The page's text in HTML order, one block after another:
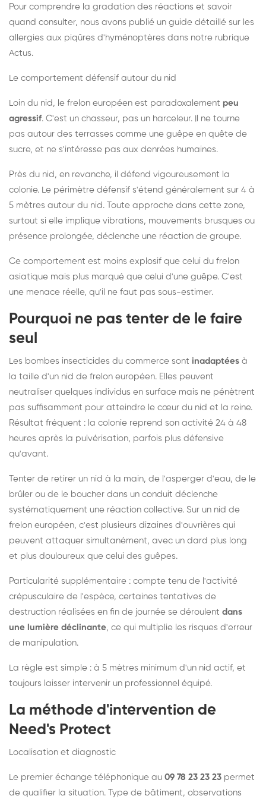
Pour comprendre la gradation des réactions et savoir
quand consulter, nous avons publié un guide détaillé sur les
allergies aux piqûres d'hyménoptères dans notre rubrique
Actus.
Le comportement défensif autour du nid
Loin du nid, le frelon européen est paradoxalement peu
agressif. C'est un chasseur, pas un harceleur. Il ne tourne
pas autour des terrasses comme une guêpe en quête de
sucre, et ne s'intéresse pas aux denrées humaines.
Près du nid, en revanche, il défend vigoureusement la
colonie. Le périmètre défensif s'étend généralement sur 4 à
5 mètres autour du nid. Toute approche dans cette zone,
surtout si elle implique vibrations, mouvements brusques ou
présence prolongée, déclenche une réaction de groupe.
Ce comportement est moins explosif que celui du frelon
asiatique mais plus marqué que celui d'une guêpe. C'est
une menace réelle, qu'il ne faut pas sous-estimer.
Pourquoi ne pas tenter de le faire
seul
Les bombes insecticides du commerce sont inadaptées à
la taille d'un nid de frelon européen. Elles peuvent
neutraliser quelques individus en surface mais ne pénètrent
pas suffisamment pour atteindre le cœur du nid et la reine.
Résultat fréquent : la colonie reprend son activité 24 à 48
heures après la pulvérisation, parfois plus défensive
qu'avant.
Tenter de retirer un nid à la main, de l'asperger d'eau, de le
brûler ou de le boucher dans un conduit déclenche
systématiquement une réaction collective. Sur un nid de
frelon européen, c'est plusieurs dizaines d'ouvrières qui
peuvent attaquer simultanément, avec un dard plus long
et plus douloureux que celui des guêpes.
Particularité supplémentaire : compte tenu de l'activité
crépusculaire de l'espèce, certaines tentatives de
destruction réalisées en fin de journée se déroulent dans
une lumière déclinante, ce qui multiplie les risques d'erreur
de manipulation.
La règle est simple : à 5 mètres minimum d'un nid actif, et
toujours laisser intervenir un professionnel équipé.
La méthode d'intervention de
Need's Protect
Localisation et diagnostic
Le premier échange téléphonique au 09 78 23 23 23 permet
de qualifier la situation. Type de bâtiment, observations